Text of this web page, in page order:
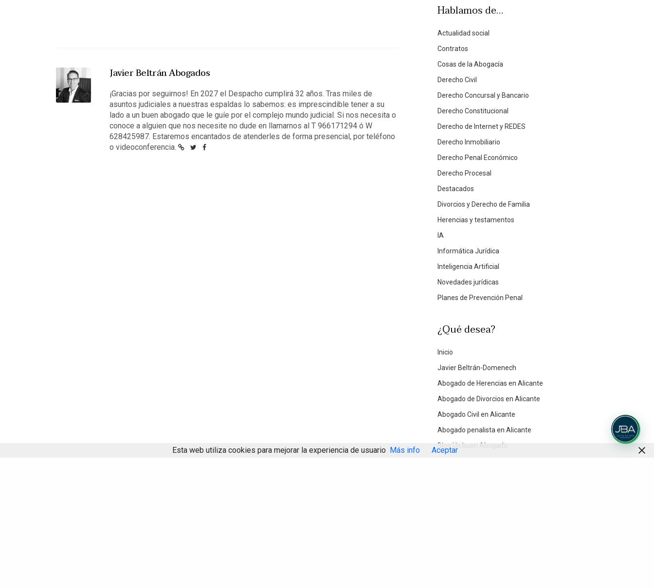
Javier Beltrán Abogados
¡Gracias por seguirnos! En 2027 el Despacho cumplirá 32 años. Tras miles de
asuntos judiciales a nuestras espaldas lo sabemos: es imprescindible tener a su
lado a un buen abogado que le guíe por el complejo mundo judicial. Si nos necesita o
conoce a alguien que nos necesite no dude en llamarnos al T 966171294 ó W
628425987. Estaremos encantados de atenderles de forma presencial, por teléfono
o videoconferencia.
Hablamos de…
Actualidad social
Contratos
Cosas de la Abogacía
Derecho Civil
Derecho Concursal y Bancario
Derecho Constitucional
Derecho de Internet y REDES
Derecho Inmobiliario
Derecho Penal Económico
Derecho Procesal
Destacados
Divorcios y Derecho de Familia
Herencias y testamentos
IA
Informática Jurídica
Inteligencia Artificial
Novedades jurídicas
Planes de Prevención Penal
¿Qué desea?
Inicio
Javier Beltrán-Domenech
Abogado de Herencias en Alicante
Abogado de Divorcios en Alicante
Abogado Civil en Alicante
Abogado penalista en Alicante
Blog Un buen Abogado
Esta web utiliza cookies para mejorar la experiencia de usuario Más info Aceptar